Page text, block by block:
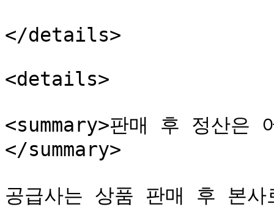
</details>
<details>
<summary>판매 후 정산은
</summary>
공급사는 상품 판매 후 본